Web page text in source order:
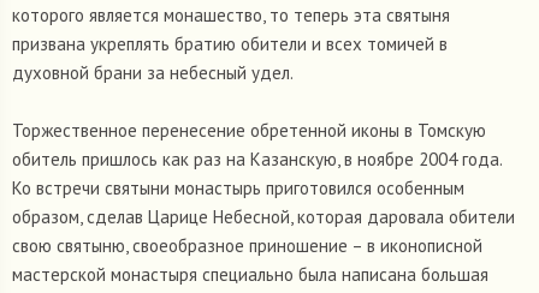
которого является монашество, то теперь эта святыня
призвана укреплять братию обители и всех томичей в
духовной брани за небесный удел.
Торжественное перенесение обретенной иконы в Томскую
обитель пришлось как раз на Казанскую, в ноябре 2004 года.
Ко встречи святыни монастырь приготовился особенным
образом, сделав Царице Небесной, которая даровала обители
свою святыню, своеобразное приношение – в иконописной
мастерской монастыря специально была написана большая